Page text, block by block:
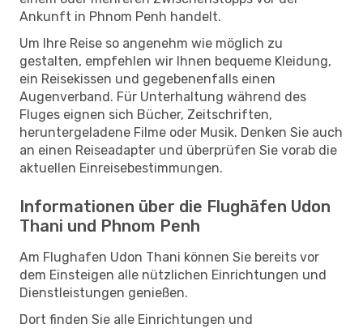
Ankunft in Phnom Penh handelt.
Um Ihre Reise so angenehm wie möglich zu
gestalten, empfehlen wir Ihnen bequeme Kleidung,
ein Reisekissen und gegebenenfalls einen
Augenverband. Für Unterhaltung während des
Fluges eignen sich Bücher, Zeitschriften,
heruntergeladene Filme oder Musik. Denken Sie auch
an einen Reiseadapter und überprüfen Sie vorab die
aktuellen Einreisebestimmungen.
Informationen über die Flughäfen Udon
Thani und Phnom Penh
Am Flughafen Udon Thani können Sie bereits vor
dem Einsteigen alle nützlichen Einrichtungen und
Dienstleistungen genießen.
Dort finden Sie alle Einrichtungen und